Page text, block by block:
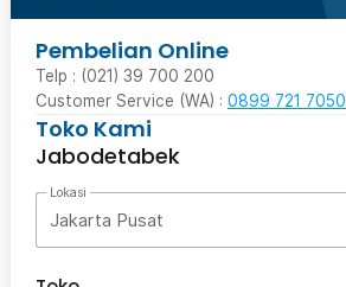
Pembelian Online
Telp : (021) 39 700 200
Customer Service (WA) : 0899 721 7050
Toko Kami
Jabodetabek
Lokasi
Jakarta Pusat